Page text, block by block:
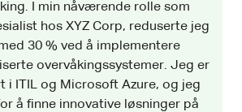
I min nåværende rolle som
hos XYZ Corp, reduserte jeg
30 % ved å implementere
overvåkingssystemer. Jeg er
i ITIL og Microsoft Azure, og jeg
å finne innovative løsninger på